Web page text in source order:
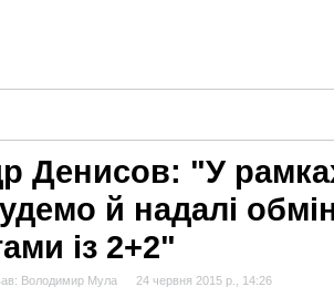
Денисов: "У
й надалі
із 2+2"
Володимир Мула 24 червня 2015 р., 14:26